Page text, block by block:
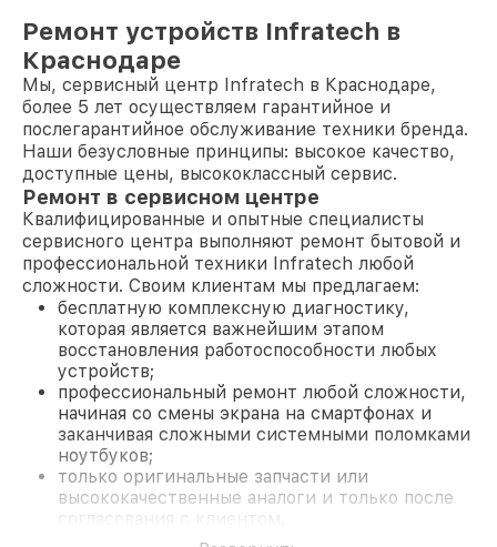
Ремонт устройств Infratech в
Краснодаре
Мы, сервисный центр Infratech в Краснодаре,
более 5 лет осуществляем гарантийное и
послегарантийное обслуживание техники бренда.
Наши безусловные принципы: высокое качество,
доступные цены, высококлассный сервис.
Ремонт в сервисном центре
Квалифицированные и опытные специалисты
сервисного центра выполняют ремонт бытовой и
профессиональной техники Infratech любой
сложности. Своим клиентам мы предлагаем:
бесплатную комплексную диагностику,
которая является важнейшим этапом
восстановления работоспособности любых
устройств;
профессиональный ремонт любой сложности,
начиная со смены экрана на смартфонах и
заканчивая сложными системными поломками
ноутбуков;
только оригинальные запчасти или
высококачественные аналоги и только после
согласования с клиентом.
На все работы и замененные комплектующие